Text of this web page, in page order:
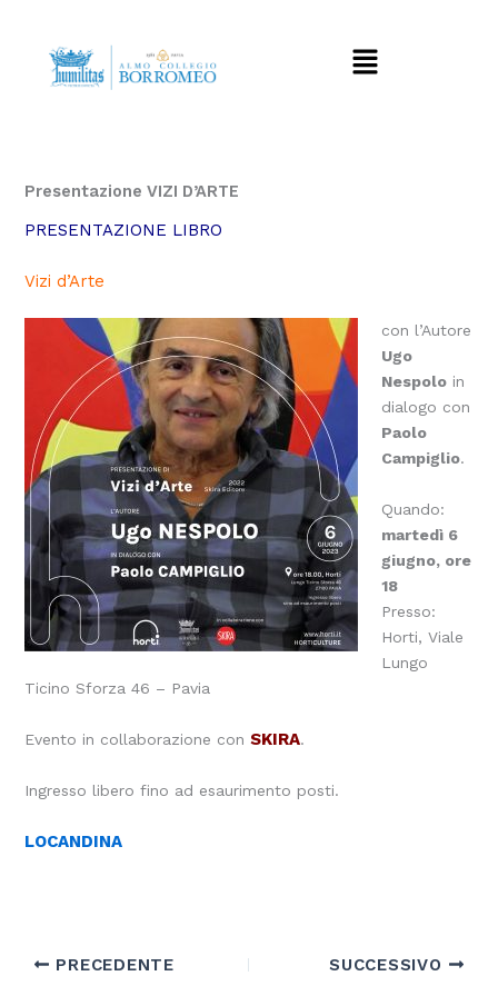
contenuto
Menu
Presentazione VIZI D’ARTE
PRESENTAZIONE LIBRO
Vizi d’Arte
con l’Autore
Ugo
Nespoloin
dialogo con
Paolo
Campiglio.
Quando:
martedì 6
giugno, ore
18
Presso:
Horti, Viale
Lungo
Ticino Sforza 46 – Pavia
Evento in collaborazione con SKIRA.
Ingresso libero fino ad esaurimento posti.
LOCANDINA
PRECEDENTE SUCCESSIVO